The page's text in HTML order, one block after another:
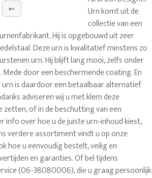
Urn komt uit de
collectie van een
Hij is opgebouwd uit zeer
Deze urn is kwalitatief minstens zo
urn. Hij blijft lang mooi, zelfs onder
door een beschermende coating. En
is daardoor een betaalbaar alternatief
adviseren wij u met klem deze
of in de beschutting van een
over hoe u de juiste urn-inhoud kiest,
verdere assortiment vindt u op onze
hoe u eenvoudig bestelt, veilig en
en garanties. Of bel tijdens
(06-38080006), die u graag persoonlijk